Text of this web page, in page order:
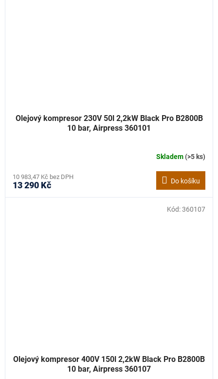
Olejový kompresor 230V 50l 2,2kW Black Pro B2800B
10 bar, Airpress 360101
Skladem(>5 ks)
10 983,47 Kč bez DPH
13 290 Kč Do košíku
Olejový kompresor 400V 150l 2,2kW Black Pro B2800B
10 bar, Airpress 360107
Kód:360107